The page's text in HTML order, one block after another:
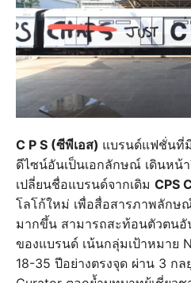
C P S (ซีพีเอส) แบรนด์แฟชั่นที่มี
ดีไซน์อันเป็นเอกลักษณ์ เดินหน้
เปลี่ยนชื่อแบรนด์จากเดิม CPS
โลโก้ใหม่ เพื่อสื่อสารภาพลักษ
มากขึ้น สามารถสะท้อนตัวตนอั
ของแบรนด์ เน้นกลุ่มเป้าหมาย
18-35 ปีอย่างตรงจุด ผ่าน 3 ก